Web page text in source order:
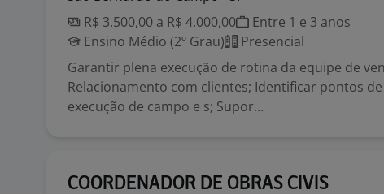
R$ 3.500,00 a R$ 4.000,00
Entre 1 e 3 anos
Ensino Médio (2º Grau)
Presencial
Garantir plena execução de rotina da equipe de
Relacionamento com clientes; Identificar pontos
execução de campo e s; Supor...
COORDENADOR DE OBRAS CIVIS